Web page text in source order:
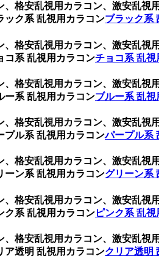
格安乱視用カラコン、激安乱視
ック系 乱視用カラコンブラック系
格安乱視用カラコン、激安乱視
コ系 乱視用カラコンチョコ系 乱視
格安乱視用カラコン、激安乱視
ー系 乱視用カラコンブルー系 乱
格安乱視用カラコン、激安乱視
プル系 乱視用カラコンパープル系
格安乱視用カラコン、激安乱視
ーン系 乱視用カラコングリーン系
格安乱視用カラコン、激安乱視
ク系 乱視用カラコンピンク系 乱
格安乱視用カラコン、激安乱視
ア透明 乱視用カラコンクリア透明